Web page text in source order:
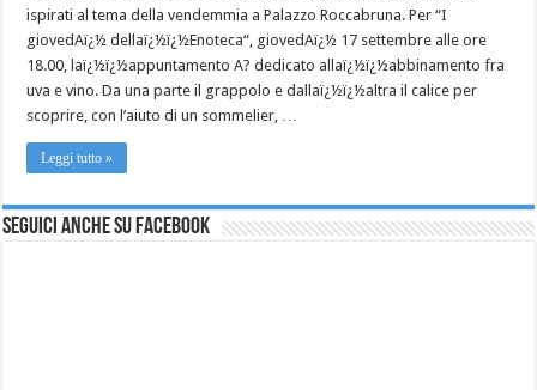
ispirati al tema della vendemmia a Palazzo Roccabruna. Per “I
giovedAï¿½ dellaï¿½ï¿½Enoteca“, giovedAï¿½ 17 settembre alle ore
18.00, laï¿½ï¿½appuntamento A? dedicato allaï¿½ï¿½abbinamento fra
uva e vino. Da una parte il grappolo e dallaï¿½ï¿½altra il calice per
scoprire, con l’aiuto di un sommelier, …
Leggi tutto »
Seguici anche su Facebook